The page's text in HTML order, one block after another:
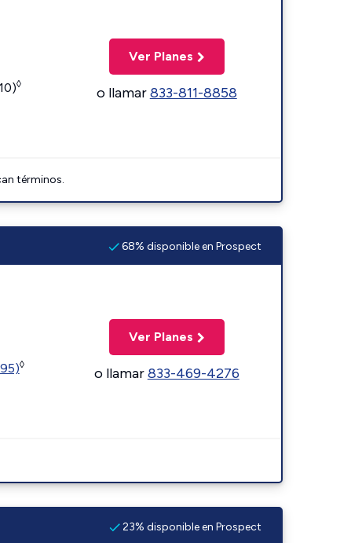
◊
Ver Planes
o llamar833-811-8858
términos.
68% disponible en Prospect
◊
Ver Planes
o llamar833-469-4276
23% disponible en Prospect